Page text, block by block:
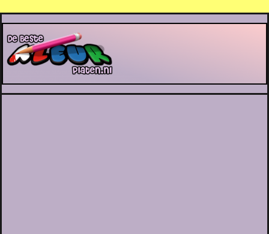
De Beste Kleurplaten